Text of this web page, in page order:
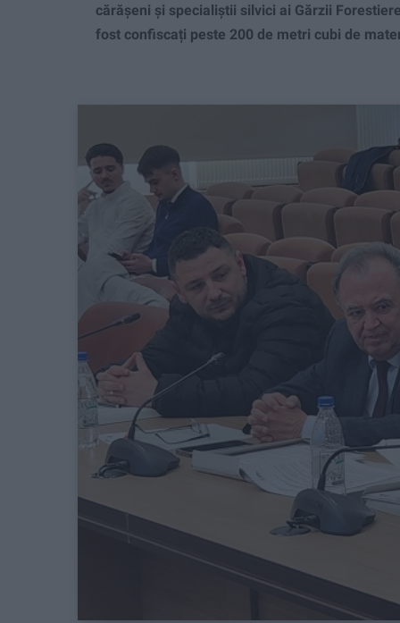
cărășeni și specialiștii silvici ai Gărzii
fost confiscați peste 200 de metri cubi de